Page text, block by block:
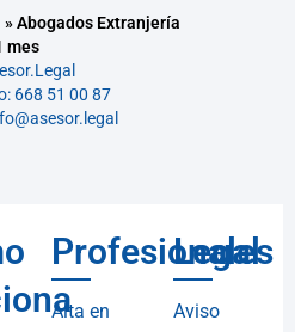
»Abogados Extranjería
mes
668 51 00 87
Profesionales
Alta en
Legal
Aviso